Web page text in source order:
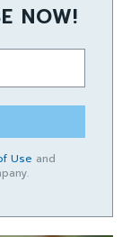
NOW!
Use and